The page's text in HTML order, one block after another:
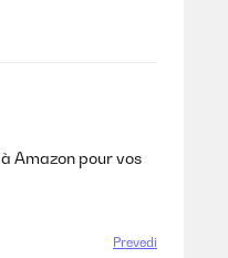
Amazon pour vos
Prevedi